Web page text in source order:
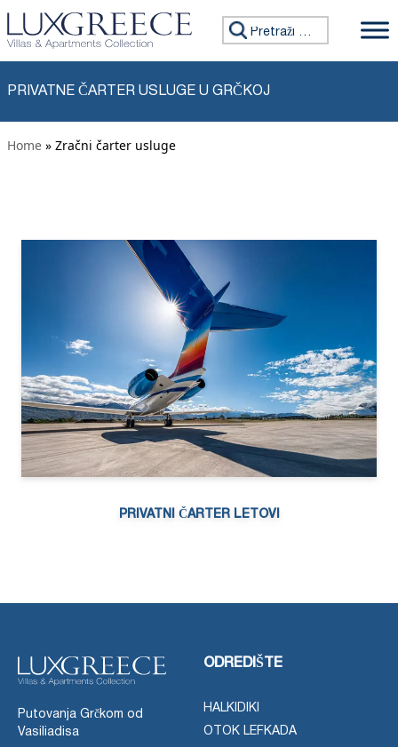
Preskoči na sadržaj
Tražiti:
PRIVATNE ČARTER USLUGE U GRČKOJ
Home » Zračni čarter usluge
PRIVATNI ČARTER LETOVI
Putovanja Grčkom od
Vasiliadisa
ODREDIŠTE
HALKIDIKI
OTOK LEFKADA